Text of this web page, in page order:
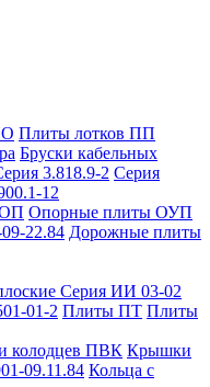
Плиты лотков ПП
Бруски кабельных
3.818.9-2 Серия
12
Опорные плиты ОУП
22.84 Дорожные плиты
Серия ИИ 03-02
01-2 Плиты ПТ Плиты
колодцев ПВК Крышки
09.11.84 Кольца с